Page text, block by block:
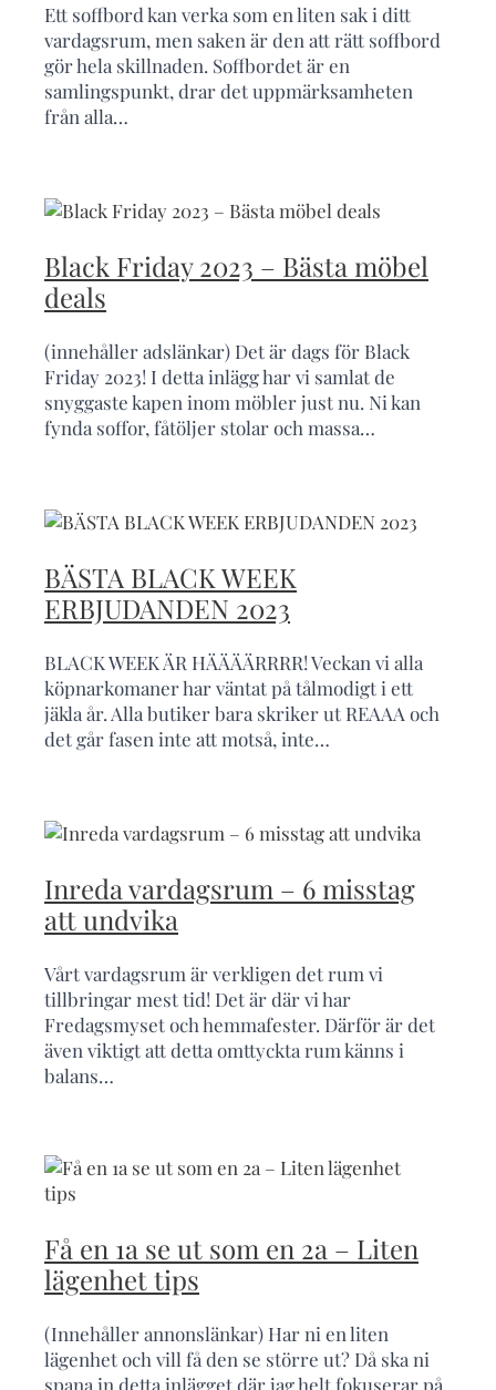
Ett soffbord kan verka som en liten sak i ditt
vardagsrum, men saken är den att rätt soffbord
gör hela skillnaden. Soffbordet är en
samlingspunkt, drar det uppmärksamheten
från alla…
Black Friday 2023 – Bästa möbel
deals
(innehåller adslänkar) Det är dags för Black
Friday 2023! I detta inlägg har vi samlat de
snyggaste kapen inom möbler just nu. Ni kan
fynda soffor, fåtöljer stolar och massa…
BÄSTA BLACK WEEK
ERBJUDANDEN 2023
BLACK WEEK ÄR HÄÄÄÄRRRR! Veckan vi alla
köpnarkomaner har väntat på tålmodigt i ett
jäkla år. Alla butiker bara skriker ut REAAA och
det går fasen inte att motså, inte…
Inreda vardagsrum – 6 misstag
att undvika
Vårt vardagsrum är verkligen det rum vi
tillbringar mest tid! Det är där vi har
Fredagsmyset och hemmafester. Därför är det
även viktigt att detta omttyckta rum känns i
balans…
Få en 1a se ut som en 2a – Liten
lägenhet tips
(Innehåller annonslänkar) Har ni en liten
lägenhet och vill få den se större ut? Då ska ni
spana in detta inlägget där jag helt fokuserar på